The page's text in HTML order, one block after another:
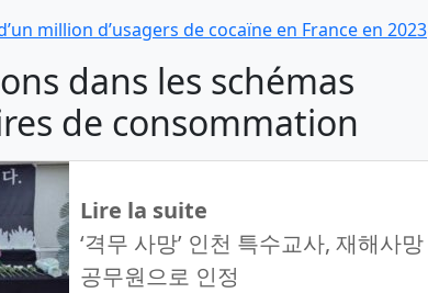
million d’usagers de cocaïne en France en 2023
dans les schémas
de consommation
Lire la suite
‘격무 사망’ 인천 특수교사, 재해사망
공무원으로 인정